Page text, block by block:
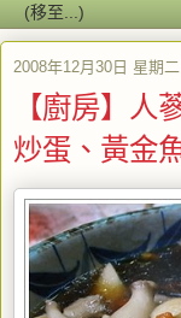
2008年12月30日 星期二
【廚房】
炒蛋、黃金